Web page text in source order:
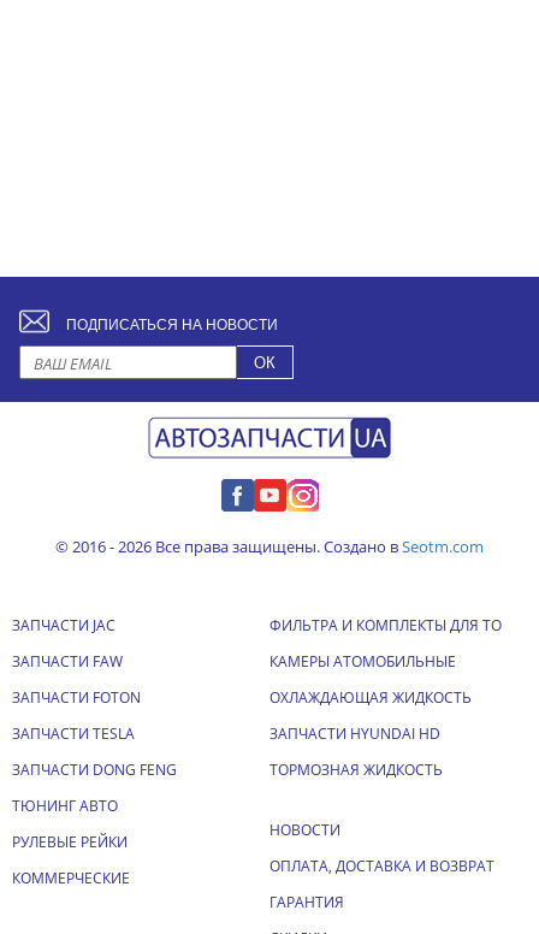
ПОДПИСАТЬСЯ НА НОВОСТИ
© 2016 - 2026 Все права защищены. Создано вSeotm.com
ЗАПЧАСТИ JAC
ЗАПЧАСТИ FAW
ЗАПЧАСТИ FOTON
ЗАПЧАСТИ TESLA
ЗАПЧАСТИ DONG FENG
ТЮНИНГ АВТО
РУЛЕВЫЕ РЕЙКИ
КОММЕРЧЕСКИЕ
ФИЛЬТРА И КОМПЛЕКТЫ ДЛЯ ТО
КАМЕРЫ АТОМОБИЛЬНЫЕ
ОХЛАЖДАЮЩАЯ ЖИДКОСТЬ
ЗАПЧАСТИ HYUNDAI HD
ТОРМОЗНАЯ ЖИДКОСТЬ
НОВОСТИ
ОПЛАТА, ДОСТАВКА И ВОЗВРАТ
ГАРАНТИЯ